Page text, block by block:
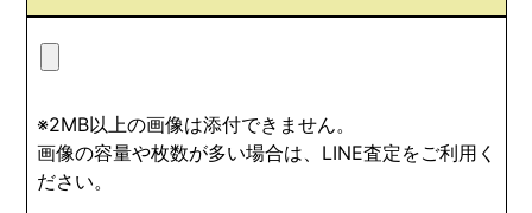
※2MB以上の画像は添付できません。
画像の容量や枚数が多い場合は、LINE査定をご利用く
ださい。